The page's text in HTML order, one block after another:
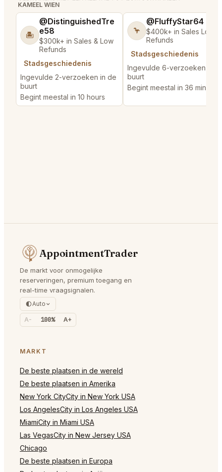
KAMEEL WIEN
🏝️
@DistinguishedTre
e58
$300k+ in Sales & Low
Refunds
Stadsgeschiedenis
Ingevulde 2-verzoeken in de
buurt
Begint meestal in 10 hours
🦩
@FluffyStar64
$400k+ in Sales Low
Refunds
Stadsgeschiedenis
Ingevulde 6-verzoeken in
buurt
Begint meestal in 36 minutes
AppointmentTrader
De markt voor onmogelijke
reserveringen, premium toegang en
real-time vraagsignalen.
Auto
A- 100% A+
MARKT
De beste plaatsen in de wereld
De beste plaatsen in Amerika
New York CityCity in New York USA
Los AngelesCity in Los Angeles USA
MiamiCity in Miami USA
Las VegasCity in New Jersey USA
Chicago
De beste plaatsen in Europa